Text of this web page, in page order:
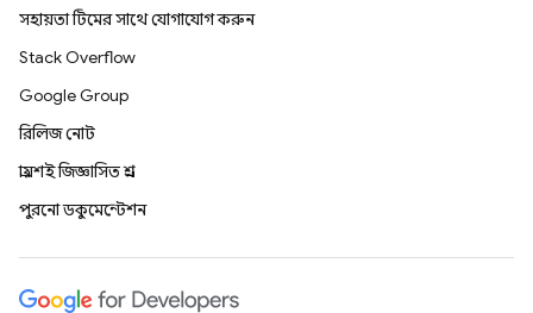
সহায়তা টিমের সাথে যোগাযোগ করুন
Stack Overflow
Google Group
রিলিজ নোট
প্রায়শই জিজ্ঞাসিত প্রশ্ন
পুরনো ডকুমেন্টেশন